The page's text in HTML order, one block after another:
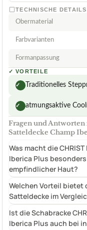
TECHNISCHE DETAILS
Obermaterial
Farbvarianten
Formanpassung
✓ VORTEILE
✓ Traditionelles
✓ atmungsaktive
Fragen und
Satteldecke Champ
Was macht die
Iberica Plus
empfindlicher Haut?
Welchen Vorteil bietet
Satteldecke im
Ist die Schabracke
Iberica Plus auch bei